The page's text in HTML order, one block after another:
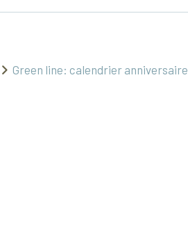
Green line: calendrier anniversaire